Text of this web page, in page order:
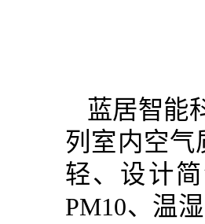
蓝居智能
列室内空
轻、设计
PM10、温